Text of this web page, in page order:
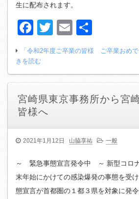
生に配布されます。
Facebook
Twitter
Email
有
「令和2年度ご卒業の皆様 ご卒業おめ
きを読む
宮崎県東京事務所から宮
皆様へ
2021年1月12日 山脇享祐 一般
～ 緊急事態宣言発令中 ～ 新型コロ
末年始にかけての感染爆発の事態を受
態宣言が首都圏の１都３県を対象に発